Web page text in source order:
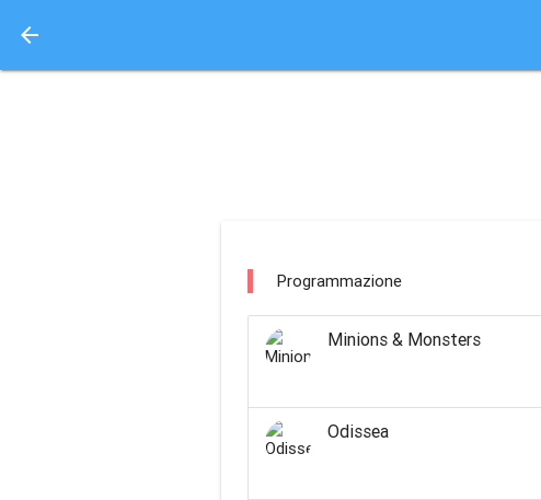
arrow_back
Programmazione
Minions & Monsters
Odissea